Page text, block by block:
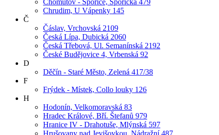
Chrudim, U Vápenky 145
Č
Čáslav, Vrchovská 2109
Česká Lípa, Dubická 2060
Česká Třebová, Ul. Semanínská 2192
České Budějovice 4, Vrbenská 92
D
Děčín - Staré Město, Zelená 417/38
F
Frýdek - Místek, Collo louky 126
H
Hodonín, Velkomoravská 83
Hradec Králové, Bří. Štefanů 979
Hranice IV - Drahotuše, Mlýnská 597
Hrušovany nad Jevišovkou, Nádražní 487